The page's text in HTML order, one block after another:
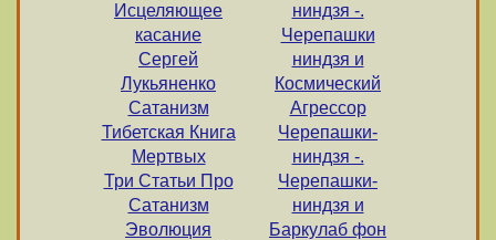
Исцеляющее
касание
Сергей
Лукьяненко
Сатанизм
Тибетская Книга
Мертвых
Три Статьи Про
Сатанизм
Эволюция
ниндзя -.
Черепашки
ниндзя и
Космический
Агрессор
Черепашки-
ниндзя -.
Черепашки-
ниндзя и
Баркулаб фон